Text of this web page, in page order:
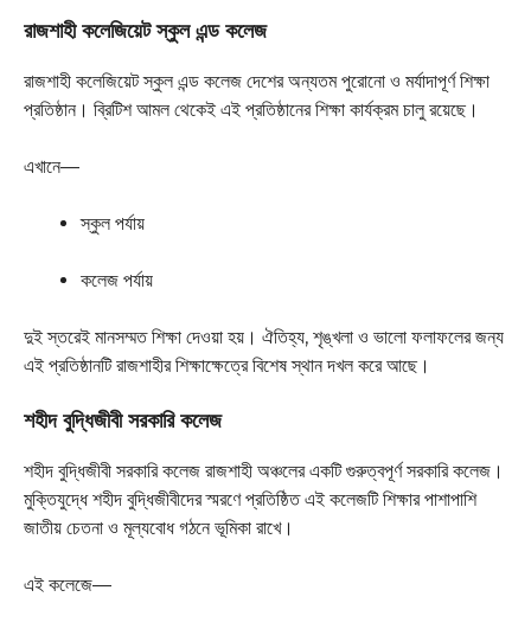
রাজশাহী কলেজিয়েট স্কুল এন্ড কলেজ
রাজশাহী কলেজিয়েট স্কুল এন্ড কলেজ দেশের অন্যতম পুরোনো ও মর্যাদাপূর্ণ শিক্ষা
প্রতিষ্ঠান। ব্রিটিশ আমল থেকেই এই প্রতিষ্ঠানের শিক্ষা কার্যক্রম চালু রয়েছে।
এখানে—
স্কুল পর্যায়
কলেজ পর্যায়
দুই স্তরেই মানসম্মত শিক্ষা দেওয়া হয়। ঐতিহ্য, শৃঙ্খলা ও ভালো ফলাফলের জন্য
এই প্রতিষ্ঠানটি রাজশাহীর শিক্ষাক্ষেত্রে বিশেষ স্থান দখল করে আছে।
শহীদ বুদ্ধিজীবী সরকারি কলেজ
শহীদ বুদ্ধিজীবী সরকারি কলেজ রাজশাহী অঞ্চলের একটি গুরুত্বপূর্ণ সরকারি কলেজ।
মুক্তিযুদ্ধে শহীদ বুদ্ধিজীবীদের স্মরণে প্রতিষ্ঠিত এই কলেজটি শিক্ষার পাশাপাশি
জাতীয় চেতনা ও মূল্যবোধ গঠনে ভূমিকা রাখে।
এই কলেজে—